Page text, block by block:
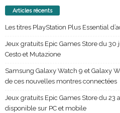
Articles récents
Les titres PlayStation Plus Essential
Jeux gratuits Epic Games Store du 30
Cesto et Mutazione
Samsung Galaxy Watch 9 et Galaxy
de ces nouvelles montres connectées
Jeux gratuits Epic Games Store du 23
disponible sur PC et mobile